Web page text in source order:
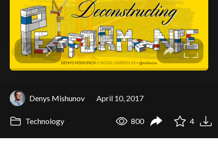
Denys Mishunov April 10, 2017
Technology 800 4